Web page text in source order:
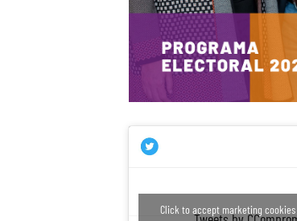
Click to accept marketing